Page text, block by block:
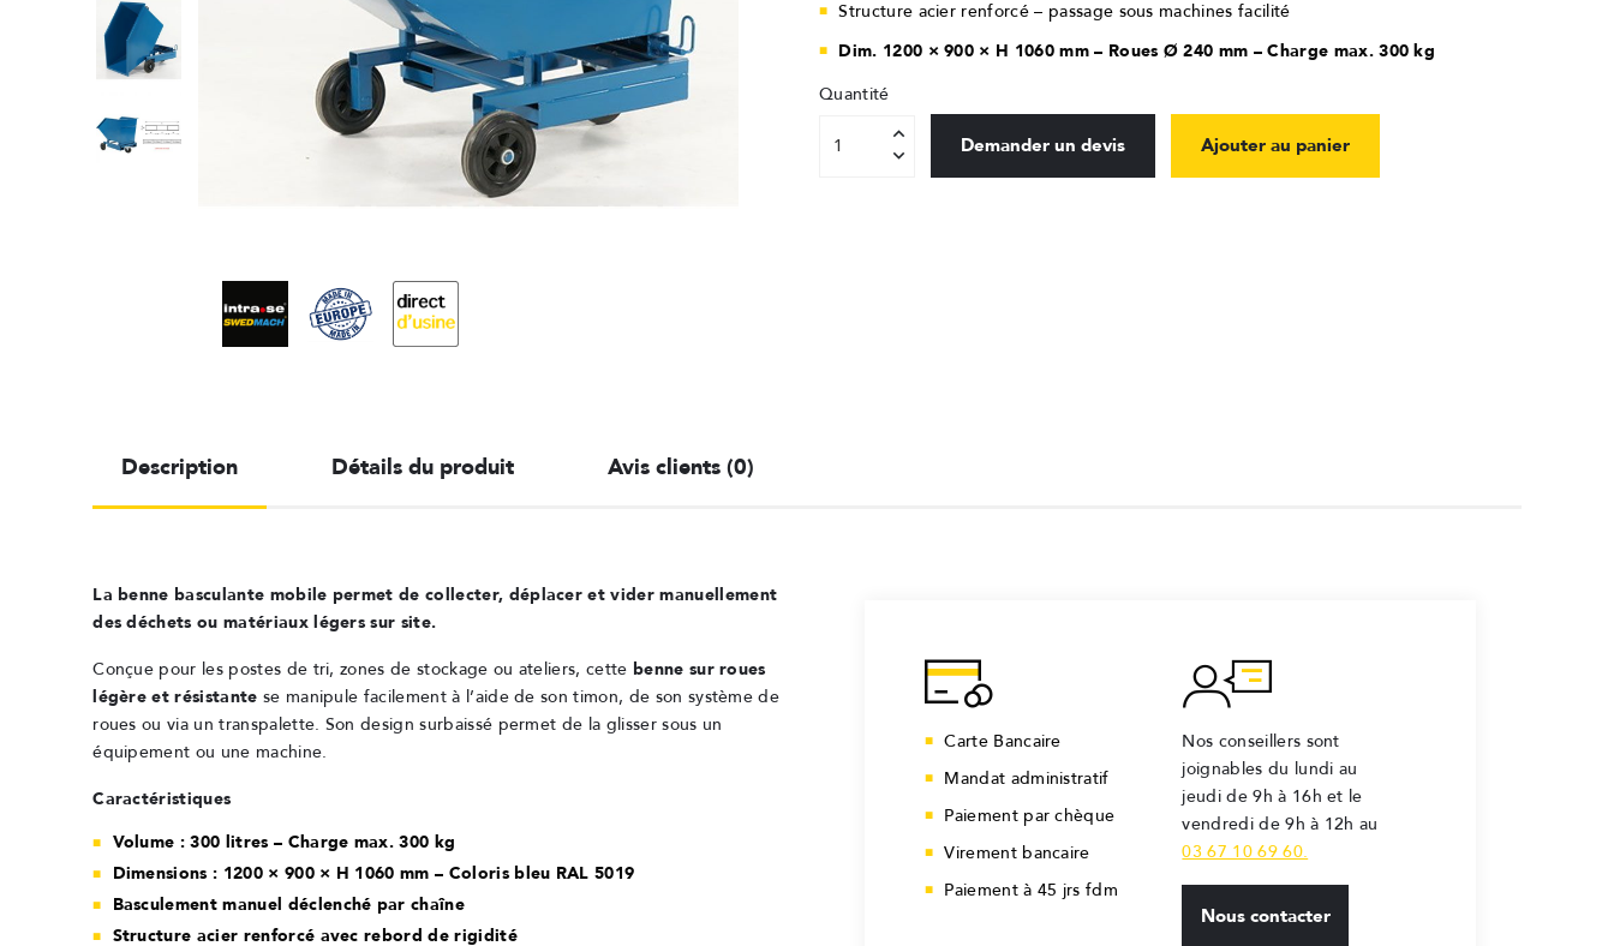
Structure acier renforcé – passage sous machines facilité
Dim. 1200 × 900 × H 1060 mm – Roues Ø 240 mm – Charge max. 300 kg
Quantité
Demander un devis Ajouter au panier
Description Détails du produit Avis clients (0)
La benne basculante mobile permet de collecter, déplacer et vider manuellement
des déchets ou matériaux légers sur site.
Conçue pour les postes de tri, zones de stockage ou ateliers, cette benne sur roues
légère et résistante se manipule facilement à l’aide de son timon, de son système de
roues ou via un transpalette. Son design surbaissé permet de la glisser sous un
équipement ou une machine.
Caractéristiques
Volume : 300 litres – Charge max. 300 kg
Dimensions : 1200 × 900 × H 1060 mm – Coloris bleu RAL 5019
Basculement manuel déclenché par chaîne
Structure acier renforcé avec rebord de rigidité
Carte Bancaire
Mandat administratif
Paiement par chèque
Virement bancaire
Paiement à 45 jrs fdm
Nos conseillers sont
joignables du lundi au
jeudi de 9h à 16h et le
vendredi de 9h à 12h au
03 67 10 69 60.
Nous contacter